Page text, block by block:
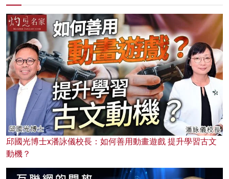
邱國光博士x潘詠儀校長：如何善用動畫遊戲 提升學習古文
動機？